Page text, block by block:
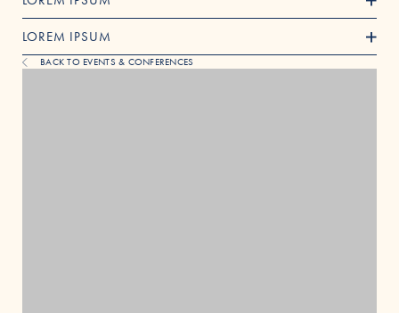
LOREM IPSUM
BACK TO EVENTS & CONFERENCES